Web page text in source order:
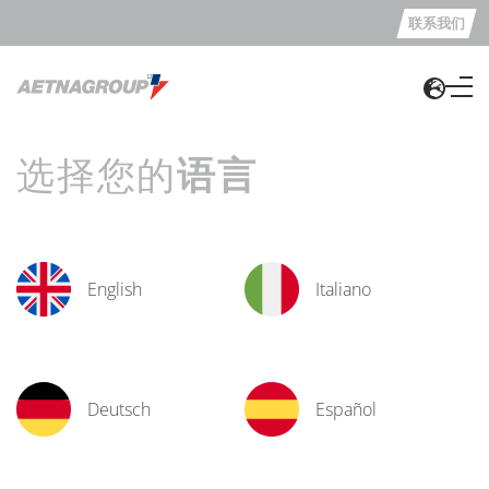
联系我们
选择您的语言
English Italiano
Deutsch Español